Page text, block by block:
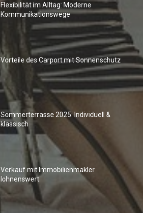
Flexibilität im Alltag: Moderne
Kommunikationswege
Vorteile des Carport mit Sonnenschutz
Sommerterrasse 2025: Individuell &
klassisch
Verkauf mit Immobilienmakler
lohnenswert